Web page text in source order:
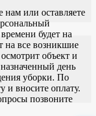
или оставляете
будет на
на все возникшие
объект и
день
уборки. По
и вносите оплату.
позвоните